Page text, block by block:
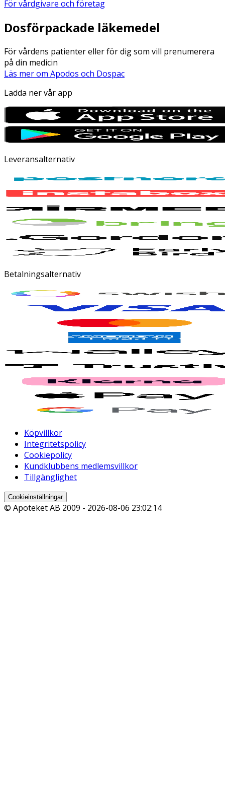
För vårdgivare och företag
Dosförpackade läkemedel
För vårdens patienter eller för dig som vill prenumerera
på din medicin
Läs mer om Apodos och Dospac
Ladda ner vår app
Leveransalternativ
Betalningsalternativ
Köpvillkor
Integritetspolicy
Cookiepolicy
Kundklubbens medlemsvillkor
Tillgänglighet
Cookieinställningar
© Apoteket AB 2009 - 2026-08-06 23:02:14